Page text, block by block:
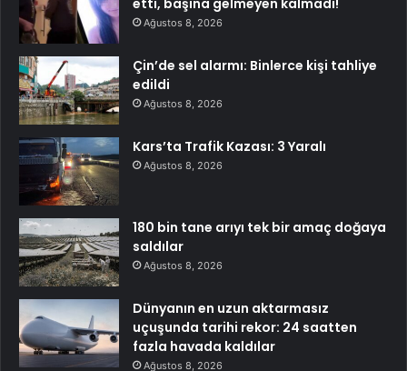
Ağustos 8, 2026
Çin’de sel alarmı: Binlerce kişi tahliye
edildi
Ağustos 8, 2026
Kars’ta Trafik Kazası: 3 Yaralı
Ağustos 8, 2026
180 bin tane arıyı tek bir amaç doğaya
saldılar
Ağustos 8, 2026
Dünyanın en uzun aktarmasız
uçuşunda tarihi rekor: 24 saatten
fazla havada kaldılar
Ağustos 8, 2026